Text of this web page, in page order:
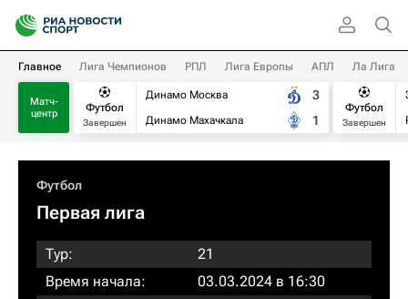
Главное Лига Чемпионов РПЛ Лига Европы АПЛ Ла Лига
Матч-
центр
Футбол
Завершен
Динамо Москва
Динамо Махачкала
3
1
Футбол
Завершен
Футбол
Первая лига
Тур:
21
Время начала:
03.03.2024 в 16:30